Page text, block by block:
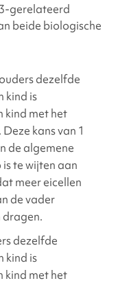
gerelateerd
beide biologische
dezelfde
kind is
kind met het
kans van 1
de algemene
te wijten aan
meer eicellen
de vader
dragen.
dezelfde
kind is
kind met het